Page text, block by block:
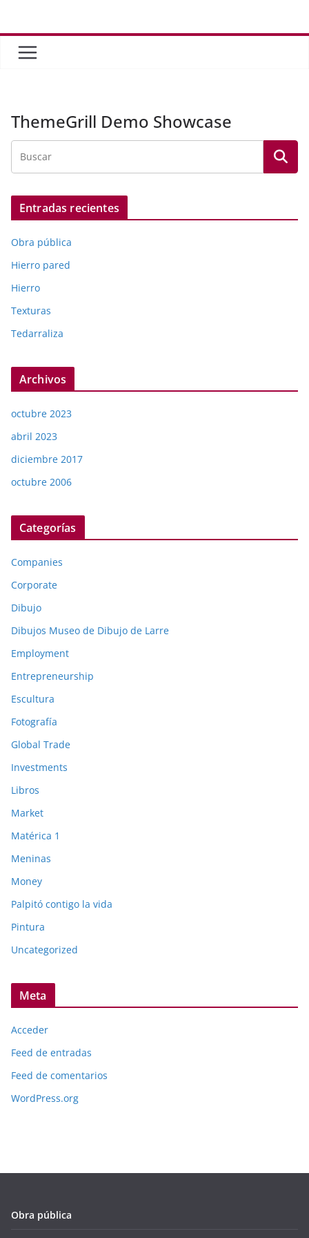
contenido
ThemeGrill Demo Showcase
Entradas recientes
Obra pública
Hierro pared
Hierro
Texturas
Tedarraliza
Archivos
octubre 2023
abril 2023
diciembre 2017
octubre 2006
Categorías
Companies
Corporate
Dibujo
Dibujos Museo de Dibujo de Larre
Employment
Entrepreneurship
Escultura
Fotografía
Global Trade
Investments
Libros
Market
Matérica 1
Meninas
Money
Palpitó contigo la vida
Pintura
Uncategorized
Meta
Acceder
Feed de entradas
Feed de comentarios
WordPress.org
Obra pública